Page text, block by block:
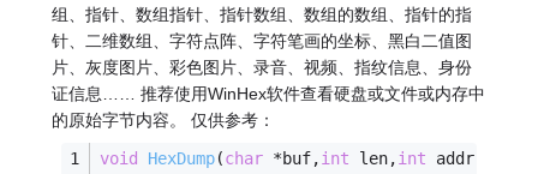
组、指针、数组指针、指针数组、数组的数组、指针的指
针、二维数组、字符点阵、字符笔画的坐标、黑白二值图
片、灰度图片、彩色图片、录音、视频、指纹信息、身份
证信息…… 推荐使用WinHex软件查看硬盘或文件或内存中
的原始字节内容。 仅供参考：
void
HexDump(char *buf,int len,int addr)